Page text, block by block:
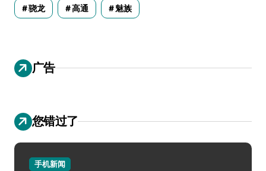
骁龙 高通 魅族
广告
您错过了
手机新闻